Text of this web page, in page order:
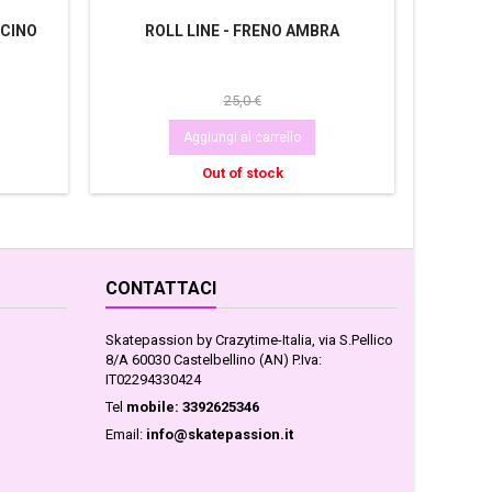
ROLL LINE - FRENO AMBRA
25,0 €
Aggiungi al carrello
Out of stock
CONTATTACI
Skatepassion by Crazytime-Italia, via S.Pellico
8/A 60030 Castelbellino (AN) P.Iva:
IT02294330424
Tel mobile: 3392625346
Email: info@skatepassion.it